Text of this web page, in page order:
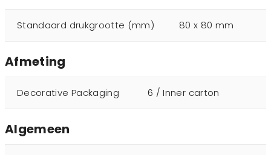
Standaard drukgrootte (mm) 80 x 80 mm
Afmeting
Decorative Packaging 6 / Inner carton
Algemeen